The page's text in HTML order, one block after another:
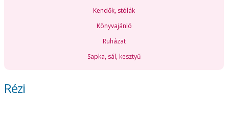
Kendők, stólák
Könyvajánló
Ruházat
Sapka, sál, kesztyű
Rézi